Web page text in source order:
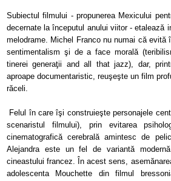
Subiectul filmului - propunerea Mexicului
decernate la începutul anului viitor - etalează
melodrame. Michel Franco nu numai că
sentimentalism şi de a face morală
tinerei generaţii and all that jazz), dar,
aproape documentaristic, reuşeşte un film
răceli.
Felul în care îşi construieşte personajele
scenaristul filmului), prin evitarea
cinematografică cerebrală amintesc de
Alejandra este un fel de variantă
cineastului francez. În acest sens,
adolescenta Mouchette din filmul